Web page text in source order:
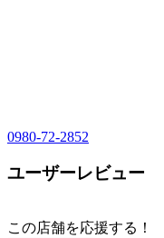
0980-72-2852
ユーザーレビュー
この店舗を応援する！